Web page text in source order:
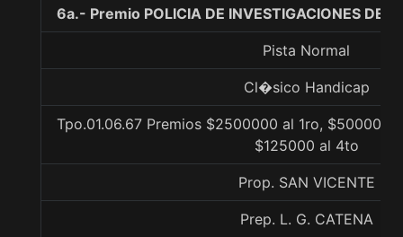
6a.- Premio POLICIA DE INVESTIGACIONES DE
Pista Normal
Cl�sico Handicap
Tpo.01.06.67 Premios $2500000 al 1ro, $500000
$125000 al 4to
Prop. SAN VICENTE
Prep. L. G. CATENA